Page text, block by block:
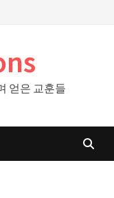
얻은 교훈들